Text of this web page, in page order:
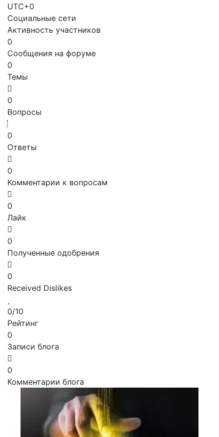
UTC+0
Социальные сети
Активность участников
0
Сообщения на форуме
0
Темы
0
Вопросы
0
Ответы
0
Комментарии к вопросам
0
Лайк
0
Полученные одобрения
0
Received Dislikes
0/10
Рейтинг
0
Записи блога
0
Комментарии блога